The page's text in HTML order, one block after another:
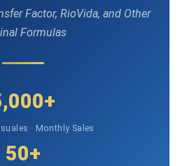
Factor, RioVida, and Other
Formulas
· Monthly Sales
50+